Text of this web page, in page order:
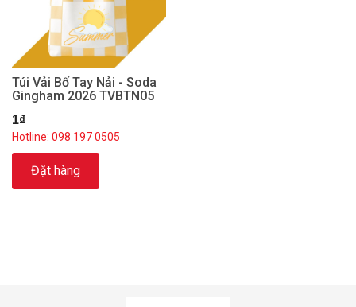
Túi Vải Bố Tay Nải - Soda
Gingham 2026 TVBTN05
1₫
Hotline: 098 197 0505
Đặt hàng